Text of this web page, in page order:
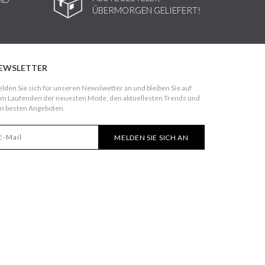
ÜBERMORGEN GELIEFERT!
Sie sich für unseren Newslwetter an und bleiben Sie auf
Laufenden der neuesten Mode, den aktuellesten Trends und
besten Angeboten.
MELDEN SIE SICH AN